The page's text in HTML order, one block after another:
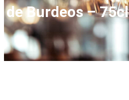
de Burdeos – 75cl